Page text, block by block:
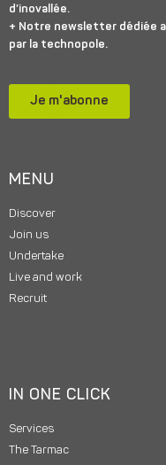
d’inovallée.
+ Notre newsletter dédiée
par la technopole.
Je m'abonne
MENU
Discover
Join us
Undertake
Live and work
Recruit
IN ONE CLICK
Services
The Tarmac